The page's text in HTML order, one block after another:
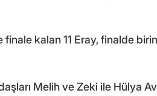
kalan 11 Eray, finalde
Melih ve Zeki ile Hülya